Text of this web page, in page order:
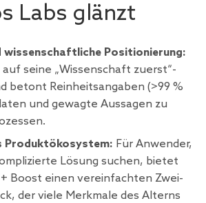
Labs glänzt
wissenschaftliche Positionierung:
seine „Wissenschaft zuerst“-
betont Reinheitsangaben (>99 %
und gewagte Aussagen zu
Produktökosystem: Für Anwender,
Lösung suchen, bietet
+ Boost einen vereinfachten Zwei-
der viele Merkmale des Alterns